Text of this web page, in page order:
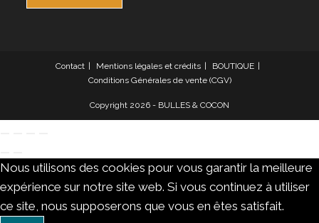
Contact Mentions légales et crédits
BOUTIQUE
Conditions Générales de vente (CGV)
Copyright 2026 - BULLES & COCON
Nous utilisons des cookies pour vous garantir la meilleure
expérience sur notre site web. Si vous continuez à utiliser
ce site, nous supposerons que vous en êtes satisfait.